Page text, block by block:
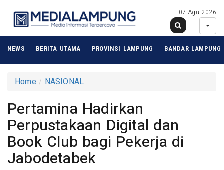
07 Agu 2026
NEWS BERITA UTAMA PROVINSI LAMPUNG BANDAR LAMPUNG
Home NASIONAL
Pertamina Hadirkan
Perpustakaan Digital dan
Book Club bagi Pekerja di
Jabodetabek